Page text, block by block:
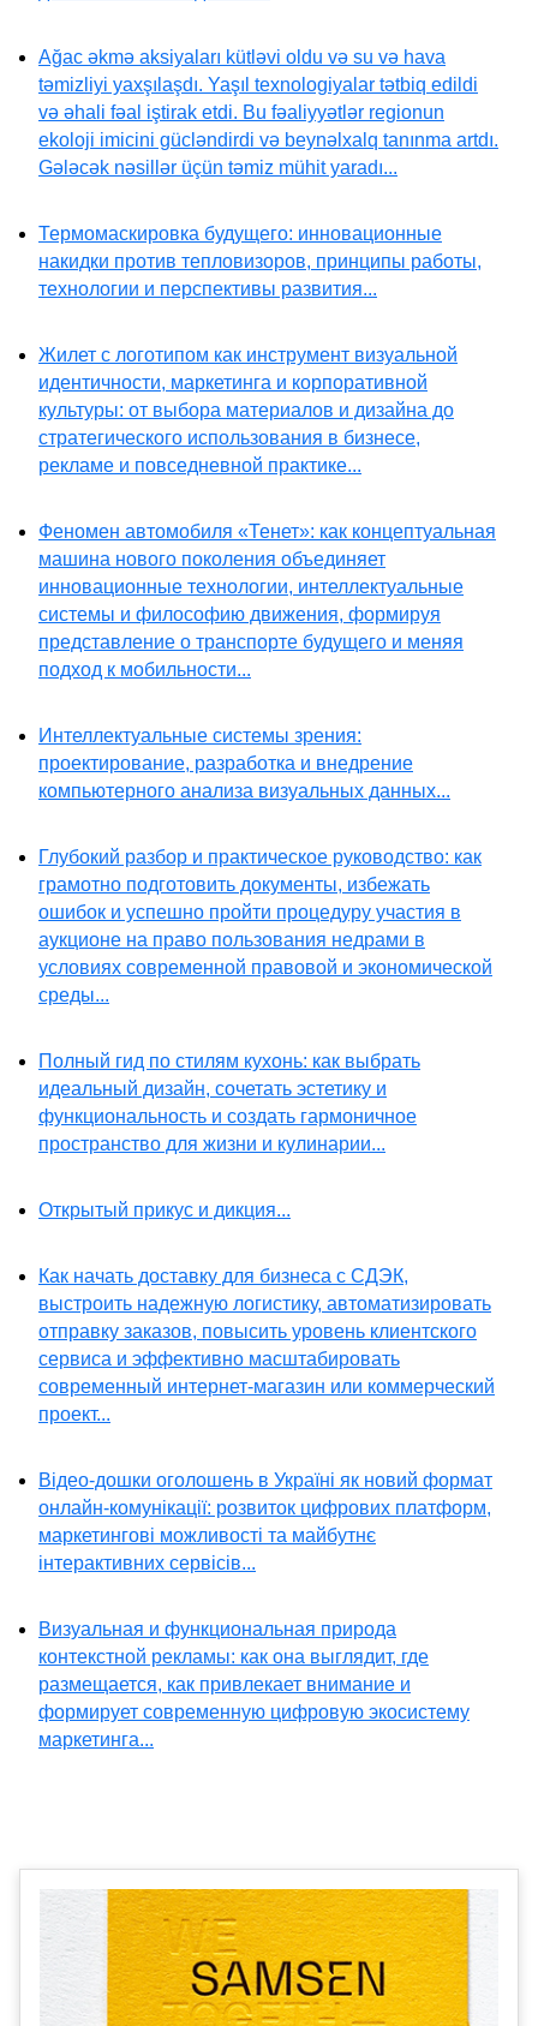
Ağac əkmə aksiyaları kütləvi oldu və su və hava
təmizliyi yaxşılaşdı. Yaşıl texnologiyalar tətbiq edildi
və əhali fəal iştirak etdi. Bu fəaliyyətlər regionun
ekoloji imicini gücləndirdi və beynəlxalq tanınma artdı.
Gələcək nəsillər üçün təmiz mühit yaradı...
Термомаскировка будущего: инновационные
накидки против тепловизоров, принципы работы,
технологии и перспективы развития...
Жилет с логотипом как инструмент визуальной
идентичности, маркетинга и корпоративной
культуры: от выбора материалов и дизайна до
стратегического использования в бизнесе,
рекламе и повседневной практике...
Феномен автомобиля «Тенет»: как концептуальная
машина нового поколения объединяет
инновационные технологии, интеллектуальные
системы и философию движения, формируя
представление о транспорте будущего и меняя
подход к мобильности...
Интеллектуальные системы зрения:
проектирование, разработка и внедрение
компьютерного анализа визуальных данных...
Глубокий разбор и практическое руководство: как
грамотно подготовить документы, избежать
ошибок и успешно пройти процедуру участия в
аукционе на право пользования недрами в
условиях современной правовой и экономической
среды...
Полный гид по стилям кухонь: как выбрать
идеальный дизайн, сочетать эстетику и
функциональность и создать гармоничное
пространство для жизни и кулинарии...
Открытый прикус и дикция...
Как начать доставку для бизнеса с СДЭК,
выстроить надежную логистику, автоматизировать
отправку заказов, повысить уровень клиентского
сервиса и эффективно масштабировать
современный интернет-магазин или коммерческий
проект...
Відео-дошки оголошень в Україні як новий формат
онлайн-комунікації: розвиток цифрових платформ,
маркетингові можливості та майбутнє
інтерактивних сервісів...
Визуальная и функциональная природа
контекстной рекламы: как она выглядит, где
размещается, как привлекает внимание и
формирует современную цифровую экосистему
маркетинга...